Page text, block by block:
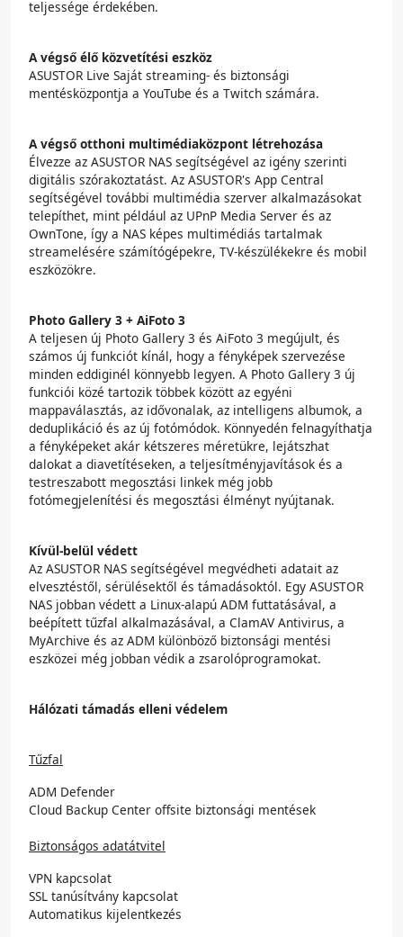
teljessége érdekében.
A végső élő közvetítési eszköz
ASUSTOR Live Saját streaming- és biztonsági
mentésközpontja a YouTube és a Twitch számára.
A végső otthoni multimédiaközpont létrehozása
Élvezze az ASUSTOR NAS segítségével az igény szerinti
digitális szórakoztatást. Az ASUSTOR's App Central
segítségével további multimédia szerver alkalmazásokat
telepíthet, mint például az UPnP Media Server és az
OwnTone, így a NAS képes multimédiás tartalmak
streamelésére számítógépekre, TV-készülékekre és mobil
eszközökre.
Photo Gallery 3 + AiFoto 3
A teljesen új Photo Gallery 3 és AiFoto 3 megújult, és
számos új funkciót kínál, hogy a fényképek szervezése
minden eddiginél könnyebb legyen. A Photo Gallery 3 új
funkciói közé tartozik többek között az egyéni
mappaválasztás, az idővonalak, az intelligens albumok, a
deduplikáció és az új fotómódok. Könnyedén felnagyíthatja
a fényképeket akár kétszeres méretükre, lejátszhat
dalokat a diavetítéseken, a teljesítményjavítások és a
testreszabott megosztási linkek még jobb
fotómegjelenítési és megosztási élményt nyújtanak.
Kívül-belül védett
Az ASUSTOR NAS segítségével megvédheti adatait az
elvesztéstől, sérülésektől és támadásoktól. Egy ASUSTOR
NAS jobban védett a Linux-alapú ADM futtatásával, a
beépített tűzfal alkalmazásával, a ClamAV Antivirus, a
MyArchive és az ADM különböző biztonsági mentési
eszközei még jobban védik a zsarolóprogramokat.
Hálózati támadás elleni védelem
Tűzfal
ADM Defender
Cloud Backup Center offsite biztonsági mentések
Biztonságos adatátvitel
VPN kapcsolat
SSL tanúsítvány kapcsolat
Automatikus kijelentkezés